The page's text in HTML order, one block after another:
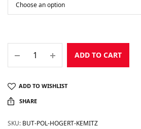
ADD TO CART
ADD TO WISHLIST
SHARE
SKU: BUT-POL-HOGERT-KEMITZ